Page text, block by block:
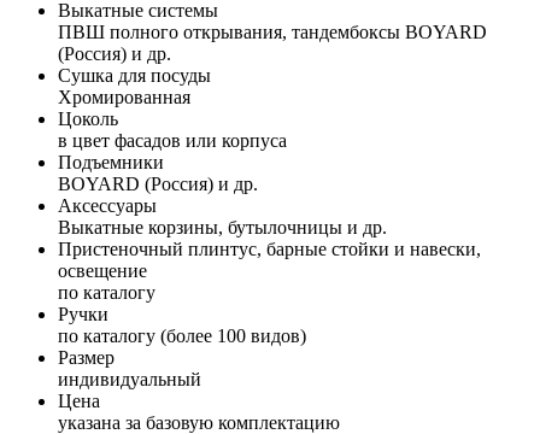
Выкатные системы
ПВШ полного открывания, тандембоксы BOYARD
(Россия) и др.
Сушка для посуды
Хромированная
Цоколь
в цвет фасадов или корпуса
Подъемники
BOYARD (Россия) и др.
Аксессуары
Выкатные корзины, бутылочницы и др.
Пристеночный плинтус, барные стойки и навески,
освещение
по каталогу
Ручки
по каталогу (более 100 видов)
Размер
индивидуальный
Цена
указана за базовую комплектацию